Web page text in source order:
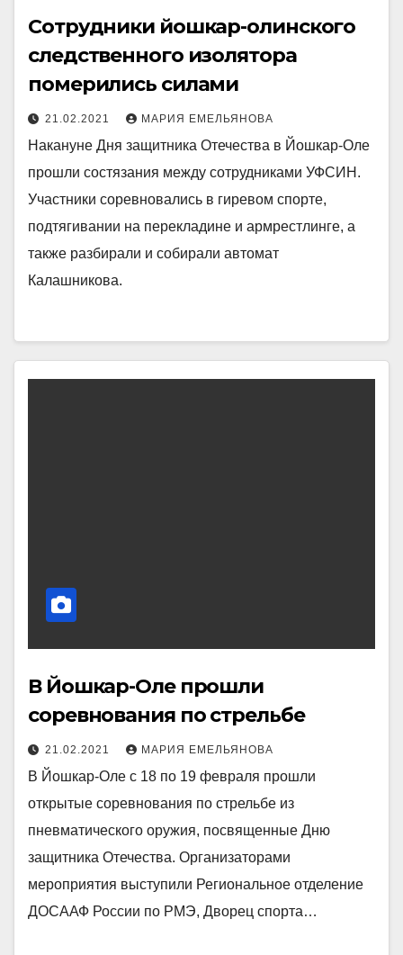
Сотрудники йошкар-олинского
следственного изолятора
померились силами
21.02.2021 МАРИЯ ЕМЕЛЬЯНОВА
Накануне Дня защитника Отечества в Йошкар-Оле
прошли состязания между сотрудниками УФСИН.
Участники соревновались в гиревом спорте,
подтягивании на перекладине и армрестлинге, а
также разбирали и собирали автомат
Калашникова.
В Йошкар-Оле прошли
соревнования по стрельбе
21.02.2021 МАРИЯ ЕМЕЛЬЯНОВА
В Йошкар-Оле с 18 по 19 февраля прошли
открытые соревнования по стрельбе из
пневматического оружия, посвященные Дню
защитника Отечества. Организаторами
мероприятия выступили Региональное отделение
ДОСААФ России по РМЭ, Дворец спорта…